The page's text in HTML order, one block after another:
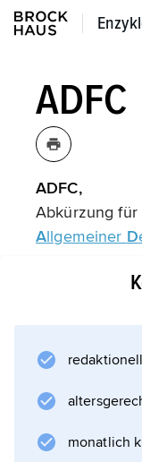
ADFC
ADFC,
Abkürzung für
Allgemeiner D
monatlich